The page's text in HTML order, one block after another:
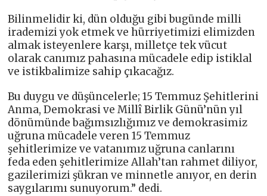
Bilinmelidir ki, dün olduğu gibi bugünde milli
irademizi yok etmek ve hürriyetimizi elimizden
almak isteyenlere karşı, milletçe tek vücut
olarak canımız pahasına mücadele edip istiklal
ve istikbalimize sahip çıkacağız.
Bu duygu ve düşüncelerle; 15 Temmuz Şehitlerini
Anma, Demokrasi ve Millî Birlik Günü’nün yıl
dönümünde bağımsızlığımız ve demokrasimiz
uğruna mücadele veren 15 Temmuz
şehitlerimize ve vatanımız uğruna canlarını
feda eden şehitlerimize Allah’tan rahmet diliyor,
gazilerimizi şükran ve minnetle anıyor, en derin
saygılarımı sunuyorum.” dedi.